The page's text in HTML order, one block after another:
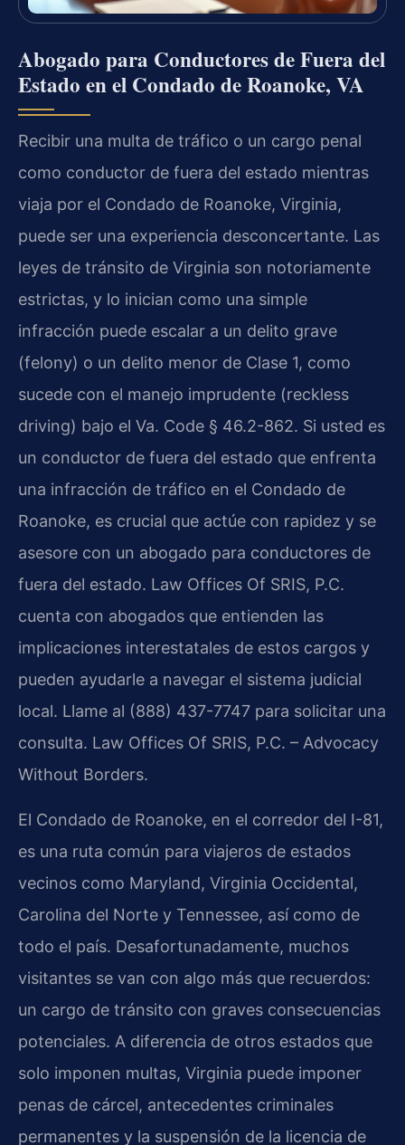
Abogado para Conductores de Fuera del
Estado en el Condado de Roanoke, VA
Recibir una multa de tráfico o un cargo penal
como conductor de fuera del estado mientras
viaja por el Condado de Roanoke, Virginia,
puede ser una experiencia desconcertante. Las
leyes de tránsito de Virginia son notoriamente
estrictas, y lo inician como una simple
infracción puede escalar a un delito grave
(felony) o un delito menor de Clase 1, como
sucede con el manejo imprudente (reckless
driving) bajo el Va. Code § 46.2-862. Si usted es
un conductor de fuera del estado que enfrenta
una infracción de tráfico en el Condado de
Roanoke, es crucial que actúe con rapidez y se
asesore con un abogado para conductores de
fuera del estado. Law Offices Of SRIS, P.C.
cuenta con abogados que entienden las
implicaciones interestatales de estos cargos y
pueden ayudarle a navegar el sistema judicial
local. Llame al (888) 437-7747 para solicitar una
consulta. Law Offices Of SRIS, P.C. – Advocacy
Without Borders.
El Condado de Roanoke, en el corredor del I-81,
es una ruta común para viajeros de estados
vecinos como Maryland, Virginia Occidental,
Carolina del Norte y Tennessee, así como de
todo el país. Desafortunadamente, muchos
visitantes se van con algo más que recuerdos:
un cargo de tránsito con graves consecuencias
potenciales. A diferencia de otros estados que
solo imponen multas, Virginia puede imponer
penas de cárcel, antecedentes criminales
permanentes y la suspensión de la licencia de